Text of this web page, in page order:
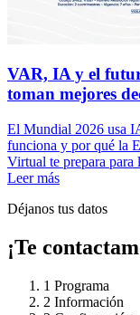
VAR, IA y el
toman mejores
El Mundial 2026 usa
funciona y por qué la
Virtual te prepara para
Leer más
Déjanos tus datos
¡Te
1 Programa
2 Información